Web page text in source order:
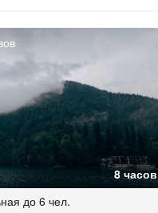
8 часов
до 6 чел.